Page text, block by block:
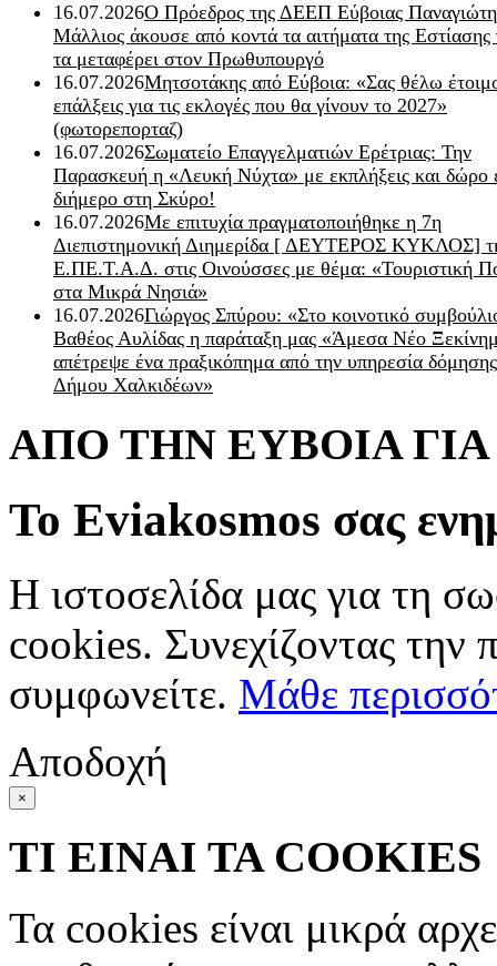
16.07.2026Ο Πρόεδρος της ΔΕΕΠ Εύβοιας
Μάλλιος άκουσε από κοντά τα αιτήματα της Εστίασης
τα μεταφέρει στον Πρωθυπουργό
16.07.2026Μητσοτάκης από Εύβοια: «Σας θέλω
επάλξεις για τις εκλογές που θα γίνουν το 2027»
(φωτορεπορταζ)
16.07.2026Σωματείο Επαγγελματιών Ερέτριας: Την
Παρασκευή η «Λευκή Νύχτα» με εκπλήξεις και δώρο
διήμερο στη Σκύρο!
16.07.2026Με επιτυχία πραγματοποιήθηκε η 7η
Διεπιστημονική Διημερίδα [ ΔEYΤΕΡΟΣ ΚΥΚΛΟΣ]
Ε.ΠΕ.Τ.Α.Δ. στις Οινούσσες με θέμα: «Τουριστική
στα Μικρά Νησιά»
16.07.2026Γιώργος Σπύρου: «Στο κοινοτικό
Βαθέος Αυλίδας η παράταξη μας «Άμεσα Νέο
απέτρεψε ένα πραξικόπημα από την υπηρεσία
Δήμου Χαλκιδέων»
ΑΠΟ ΤΗΝ ΕΥΒΟΙΑ
Το Eviakosmos σας
Η ιστοσελίδα μας για τη
cookies. Συνεχίζοντας την
συμφωνείτε. Μάθε
Αποδοχή
×
ΤΙ ΕΙΝΑΙ ΤΑ COOKIES
Τα cookies είναι μικρά